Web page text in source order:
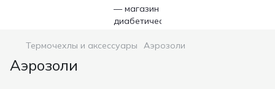
Термочехлы и аксессуары Аэрозоли
Аэрозоли